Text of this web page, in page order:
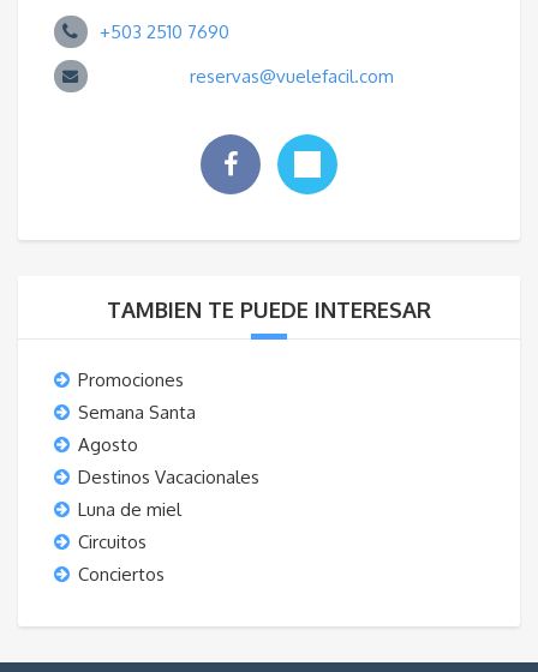
+503 2510 7690
reservas@vuelefacil.com
TAMBIEN TE PUEDE INTERESAR
Promociones
Semana Santa
Agosto
Destinos Vacacionales
Luna de miel
Circuitos
Conciertos